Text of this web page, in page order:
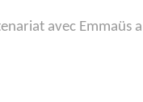
avec Emmaüs